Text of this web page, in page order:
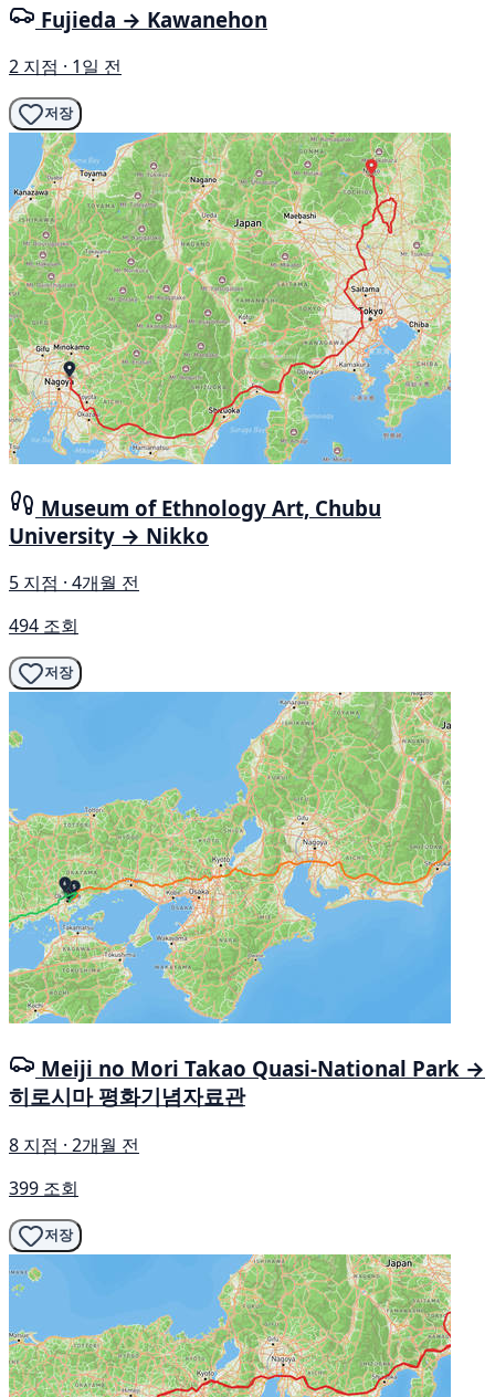
Fujieda → Kawanehon
2 지점 · 1일 전
저장
Museum of Ethnology Art, Chubu
University → Nikko
5 지점 · 4개월 전
494 조회
저장
Meiji no Mori Takao Quasi-National Park →
히로시마 평화기념자료관
8 지점 · 2개월 전
399 조회
저장